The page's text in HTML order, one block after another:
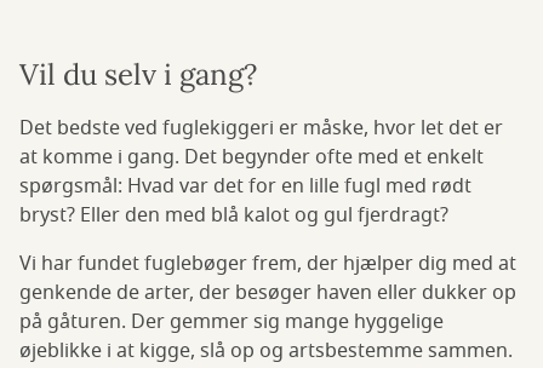
Vil du selv i gang?
Det bedste ved fuglekiggeri er måske, hvor let det er
at komme i gang. Det begynder ofte med et enkelt
spørgsmål: Hvad var det for en lille fugl med rødt
bryst? Eller den med blå kalot og gul fjerdragt?
Vi har fundet fuglebøger frem, der hjælper dig med at
genkende de arter, der besøger haven eller dukker op
på gåturen. Der gemmer sig mange hyggelige
øjeblikke i at kigge, slå op og artsbestemme sammen.